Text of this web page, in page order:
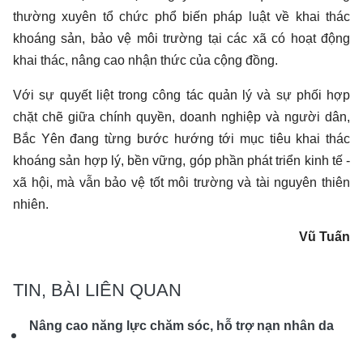
thường xuyên tổ chức phổ biến pháp luật về khai thác
khoáng sản, bảo vệ môi trường tại các xã có hoạt động
khai thác, nâng cao nhận thức của cộng đồng.
Với sự quyết liệt trong công tác quản lý và sự phối hợp
chặt chẽ giữa chính quyền, doanh nghiệp và người dân,
Bắc Yên đang từng bước hướng tới mục tiêu khai thác
khoáng sản hợp lý, bền vững, góp phần phát triển kinh tế -
xã hội, mà vẫn bảo vệ tốt môi trường và tài nguyên thiên
nhiên.
Vũ Tuấn
TIN, BÀI LIÊN QUAN
Nâng cao năng lực chăm sóc, hỗ trợ nạn nhân da